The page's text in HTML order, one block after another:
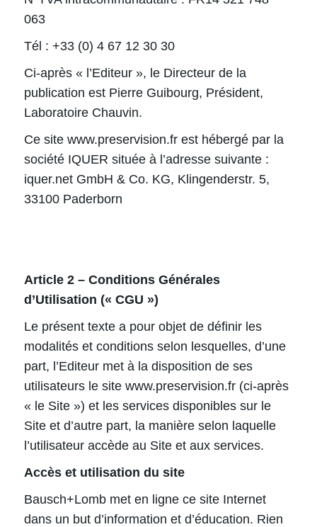
063
Tél : +33 (0) 4 67 12 30 30
Ci-après « l’Editeur », le Directeur de la
publication est Pierre Guibourg, Président,
Laboratoire Chauvin.
Ce site www.preservision.fr est hébergé par la
société IQUER située à l’adresse suivante :
iquer.net GmbH & Co. KG, Klingenderstr. 5,
33100 Paderborn
Article 2 – Conditions Générales
d’Utilisation (« CGU »)
Le présent texte a pour objet de définir les
modalités et conditions selon lesquelles, d’une
part, l’Editeur met à la disposition de ses
utilisateurs le site www.preservision.fr (ci-après
« le Site ») et les services disponibles sur le
Site et d’autre part, la manière selon laquelle
l’utilisateur accède au Site et aux services.
Accès et utilisation du site
Bausch+Lomb met en ligne ce site Internet
dans un but d’information et d’éducation. Rien